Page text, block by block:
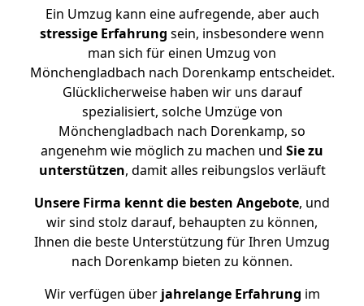
Ein Umzug kann eine aufregende, aber auch
stressige Erfahrung sein, insbesondere wenn
man sich für einen Umzug von
Mönchengladbach nach Dorenkamp entscheidet.
Glücklicherweise haben wir uns darauf
spezialisiert, solche Umzüge von
Mönchengladbach nach Dorenkamp, so
angenehm wie möglich zu machen und Sie zu
unterstützen, damit alles reibungslos verläuft
Unsere Firma kennt die besten Angebote, und
wir sind stolz darauf, behaupten zu können,
Ihnen die beste Unterstützung für Ihren Umzug
nach Dorenkamp bieten zu können.
Wir verfügen überjahrelange Erfahrung im